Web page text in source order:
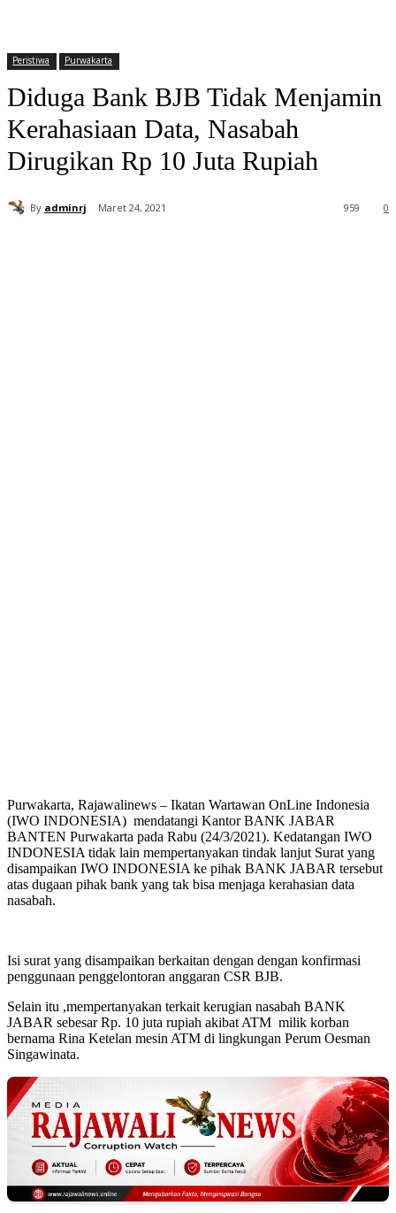
Peristiwa Purwakarta
Diduga Bank BJB Tidak Menjamin
Kerahasiaan Data, Nasabah
Dirugikan Rp 10 Juta Rupiah
By adminrj Maret 24, 2021 0
959
Purwakarta, Rajawalinews – Ikatan Wartawan OnLine Indonesia
(IWO INDONESIA) mendatangi Kantor BANK JABAR
BANTEN Purwakarta pada Rabu (24/3/2021). Kedatangan IWO
INDONESIA tidak lain mempertanyakan tindak lanjut Surat yang
disampaikan IWO INDONESIA ke pihak BANK JABAR tersebut
atas dugaan pihak bank yang tak bisa menjaga kerahasian data
nasabah.
Isi surat yang disampaikan berkaitan dengan dengan konfirmasi
penggunaan penggelontoran anggaran CSR BJB.
Selain itu ,mempertanyakan terkait kerugian nasabah BANK
JABAR sebesar Rp. 10 juta rupiah akibat ATM milik korban
bernama Rina Ketelan mesin ATM di lingkungan Perum Oesman
Singawinata.